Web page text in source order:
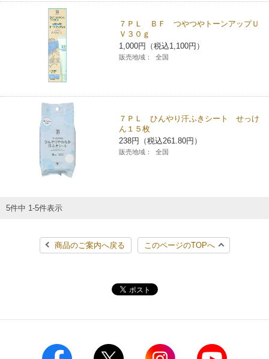
行政サービス
オンラインフォトサービス
コインランドリー（店舗限定）
自転車シェアリング（店舗限定）
モバイルバッテリーシェアリング（店舗限定）
データで見るセブン‐イレブン
セブン‐イレブンの「商品力」
セブン-イレブンの歴史
報告書ライブラリー
한국어(서비스)
ภาษาไทย(บริการ)
７ＰＬ ＢＦ つやつやトーンアップＵ
Ｖ３０ｇ
1,000円（税込1,100円）
販売地域： 全国
７ＰＬ ひんやり汗ふきシート せっけ
ん１５枚
238円（税込261.80円）
販売地域： 全国
5件中 1-5件表示
商品のご案内へ戻る このページのTOPへ